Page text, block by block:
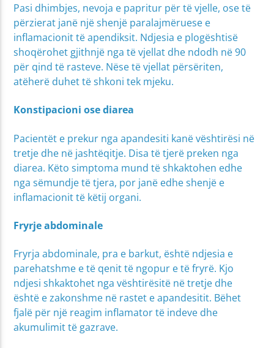
Pasi dhimbjes, nevoja e papritur për të vjelle, ose të
përzierat janë një shenjë paralajmëruese e
inflamacionit të apendiksit. Ndjesia e plogështisë
shoqërohet gjithnjë nga të vjellat dhe ndodh në 90
për qind të rasteve. Nëse të vjellat përsëriten,
atëherë duhet të shkoni tek mjeku.
Konstipacioni ose diarea
Pacientët e prekur nga apandesiti kanë vështirësi në
tretje dhe në jashtëqitje. Disa të tjerë preken nga
diarea. Këto simptoma mund të shkaktohen edhe
nga sëmundje të tjera, por janë edhe shenjë e
inflamacionit të këtij organi.
Fryrje abdominale
Fryrja abdominale, pra e barkut, është ndjesia e
parehatshme e të qenit të ngopur e të fryrë. Kjo
ndjesi shkaktohet nga vështirësitë në tretje dhe
është e zakonshme në rastet e apandesitit. Bëhet
fjalë për një reagim inflamator të indeve dhe
akumulimit të gazrave.